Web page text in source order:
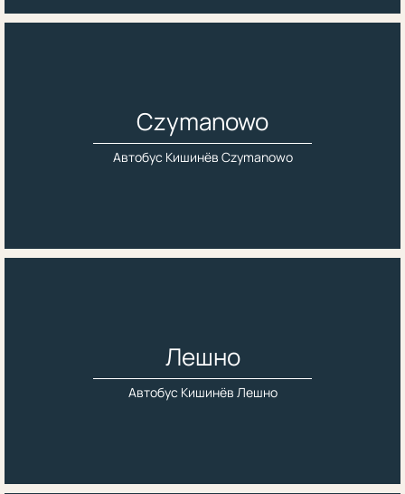
Czymanowo
Автобус Кишинёв Czymanowo
Лешно
Автобус Кишинёв Лешно